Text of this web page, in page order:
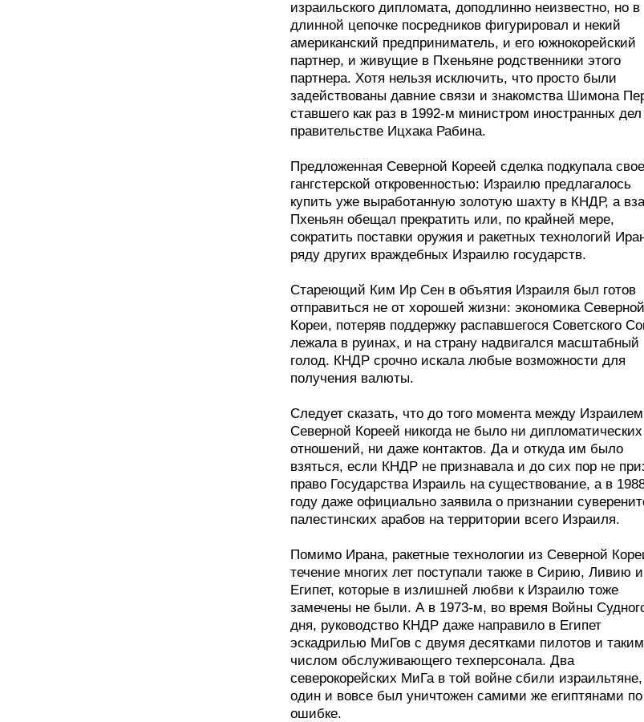
израильского дипломата, доподлинно неизвестно, но в
длинной цепочке посредников фигурировал и некий
американский предприниматель, и его южнокорейский
партнер, и живущие в Пхеньяне родственники этого
партнера. Хотя нельзя исключить, что просто были
задействованы давние связи и знакомства Шимона
ставшего как раз в 1992-м министром иностранных
правительстве Ицхака Рабина.
Предложенная Северной Кореей сделка подкупала
гангстерской откровенностью: Израилю предлагалось
купить уже выработанную золотую шахту в КНДР, а
Пхеньян обещал прекратить или, по крайней мере,
сократить поставки оружия и ракетных технологий
ряду других враждебных Израилю государств.
Стареющий Ким Ир Сен в объятия Израиля был готов
отправиться не от хорошей жизни: экономика Северной
Кореи, потеряв поддержку распавшегося Советского
лежала в руинах, и на страну надвигался масштабный
голод. КНДР срочно искала любые возможности для
получения валюты.
Следует сказать, что до того момента между
Северной Кореей никогда не было ни дипломатических
отношений, ни даже контактов. Да и откуда им было
взяться, если КНДР не признавала и до сих пор не
право Государства Израиль на существование, а в
году даже официально заявила о признании
палестинских арабов на территории всего Израиля.
Помимо Ирана, ракетные технологии из Северной
течение многих лет поступали также в Сирию, Ливию и
Египет, которые в излишней любви к Израилю тоже
замечены не были. А в 1973-м, во время Войны
дня, руководство КНДР даже направило в Египет
эскадрилью МиГов с двумя десятками пилотов и
числом обслуживающего техперсонала. Два
северокорейских МиГа в той войне сбили
один и вовсе был уничтожен самими же египтянами по
ошибке.